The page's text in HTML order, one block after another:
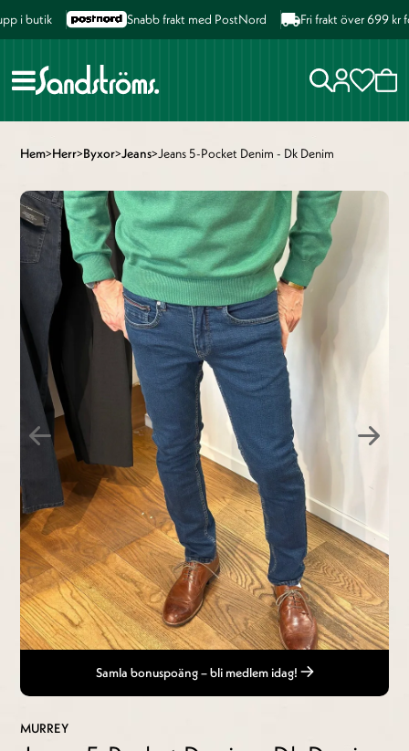
butik Snabb frakt med PostNord Fri frakt över 699 kr för
Hem>Herr>Byxor>Jeans>Jeans 5-Pocket Denim - Dk Denim
Samla bonuspoäng – bli medlem idag!
MURREY